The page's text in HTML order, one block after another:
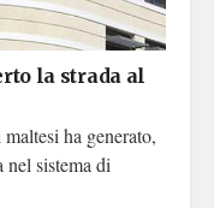
la strada al
ha generato,
sistema di